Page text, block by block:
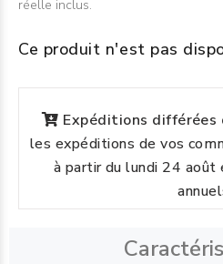
réelle inclus.
Ce produit n'est pas
Expéditions différées
les expéditions de vos
à partir du lundi 24 août